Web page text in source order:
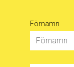
Förnamn